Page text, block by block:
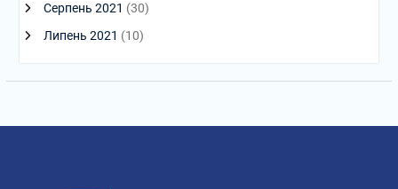
Серпень 2021 (30)
Липень 2021 (10)